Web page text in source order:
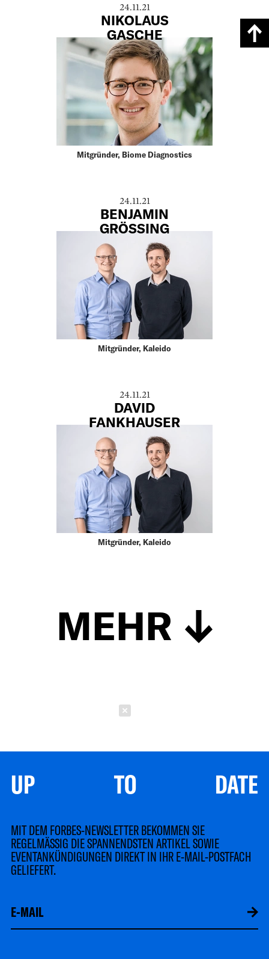
24.11.21
NIKOLAUS
GASCHE
Mitgründer, Biome Diagnostics
24.11.21
BENJAMIN
GRÖSSING
Mitgründer, Kaleido
24.11.21
DAVID
FANKHAUSER
Mitgründer, Kaleido
MEHR
UP TO DATE
MIT DEM FORBES-NEWSLETTER BEKOMMEN SIE
REGELMÄSSIG DIE SPANNENDSTEN ARTIKEL SOWIE
EVENTANKÜNDIGUNGEN DIREKT IN IHR E-MAIL-POSTFACH
GELIEFERT.